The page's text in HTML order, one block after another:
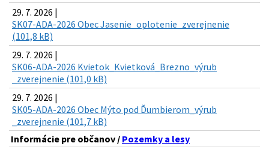
29. 7. 2026 |
SK07-ADA-2026 Obec Jasenie_oplotenie_zverejnenie
(101,8 kB)
29. 7. 2026 |
SK06-ADA-2026 Kvietok_Kvietková_Brezno_výrub
_zverejnenie (101,0 kB)
29. 7. 2026 |
SK05-ADA-2026 Obec Mýto pod Ďumbierom_výrub
_zverejnenie (101,7 kB)
Informácie pre občanov / Pozemky a lesy